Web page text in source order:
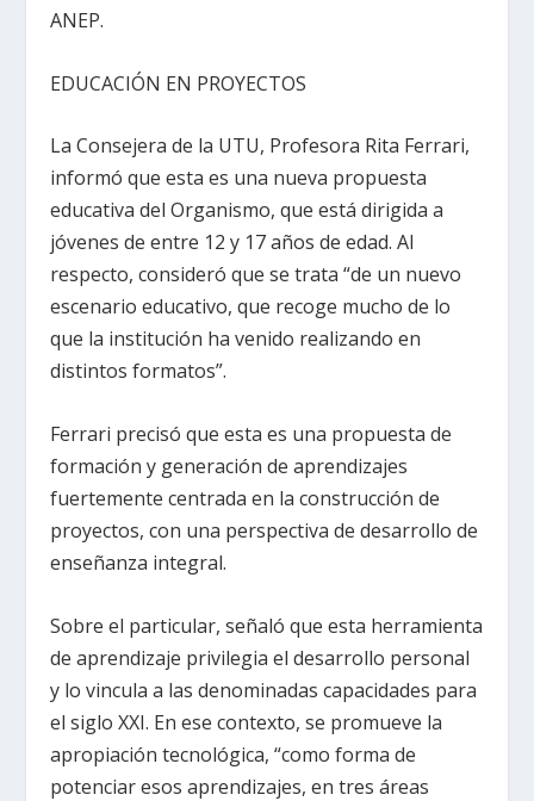
ANEP.
EDUCACIÓN EN PROYECTOS
La Consejera de la UTU, Profesora Rita Ferrari,
informó que esta es una nueva propuesta
educativa del Organismo, que está dirigida a
jóvenes de entre 12 y 17 años de edad. Al
respecto, consideró que se trata “de un nuevo
escenario educativo, que recoge mucho de lo
que la institución ha venido realizando en
distintos formatos”.
Ferrari precisó que esta es una propuesta de
formación y generación de aprendizajes
fuertemente centrada en la construcción de
proyectos, con una perspectiva de desarrollo de
enseñanza integral.
Sobre el particular, señaló que esta herramienta
de aprendizaje privilegia el desarrollo personal
y lo vincula a las denominadas capacidades para
el siglo XXI. En ese contexto, se promueve la
apropiación tecnológica, “como forma de
potenciar esos aprendizajes, en tres áreas